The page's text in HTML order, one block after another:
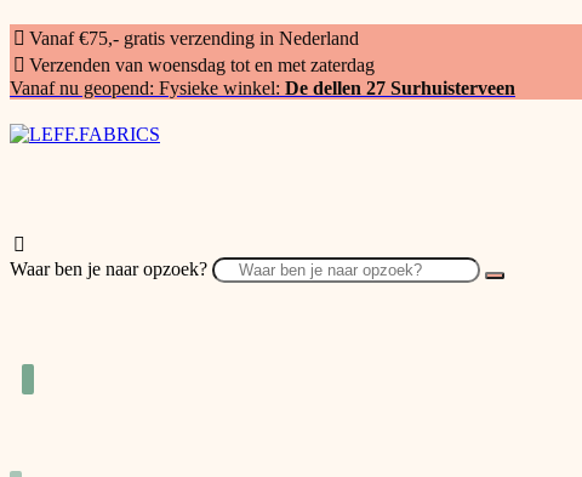
Vanaf €75,- gratis verzending in Nederland
Verzenden van woensdag tot en met zaterdag
Vanaf nu geopend: Fysieke winkel: De dellen 27 Surhuisterveen
Waar ben je naar opzoek?